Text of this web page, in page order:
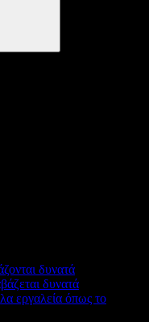
δυνατά
δυνατά
εργαλεία όπως το